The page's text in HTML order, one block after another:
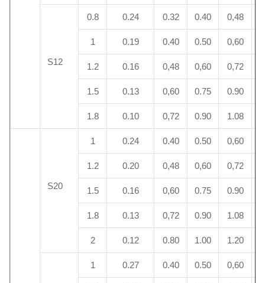
S12
0.8 0.24 0.32 0.40 0,48
1 0.19 0.40 0.50 0,60
1.2 0.16 0,48 0,60 0,72
1.5 0.13 0,60 0.75 0.90
1.8 0.10 0,72 0.90 1.08
S20
1 0.24 0.40 0.50 0,60
1.2 0.20 0,48 0,60 0,72
1.5 0.16 0,60 0.75 0.90
1.8 0.13 0,72 0.90 1.08
2 0.12 0.80 1.00 1.20
1 0.27 0.40 0.50 0,60